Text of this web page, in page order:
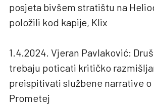
posjeta bivšem stratištu na
položili kod kapije, Klix
1.4.2024. Vjeran Pavlaković:
trebaju poticati kritičko
preispitivati službene narrative
Prometej